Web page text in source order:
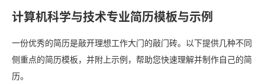
计算机科学与技术专业简历模板与示例
一份优秀的简历是敲开理想工作大门的敲门砖。以下提供几种不同
侧重点的简历模板，并附上示例，帮助您快速理解并制作自己的简
历。